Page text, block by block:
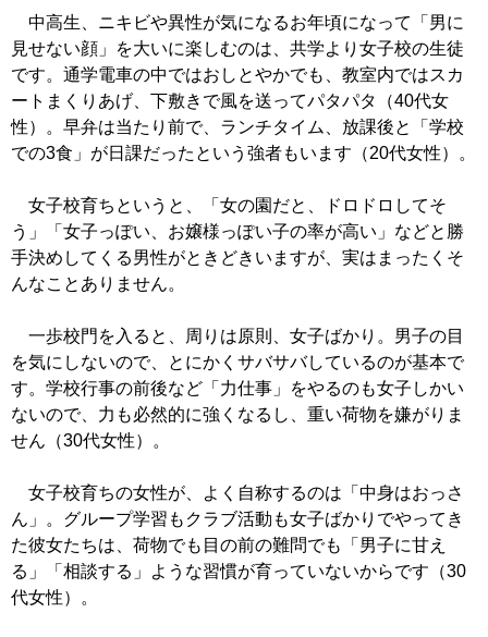
中高生、ニキビや異性が気になるお年頃になって「男に
見せない顔」を大いに楽しむのは、共学より女子校の生徒
です。通学電車の中ではおしとやかでも、教室内ではスカ
ートまくりあげ、下敷きで風を送ってパタパタ（40代女
性）。早弁は当たり前で、ランチタイム、放課後と「学校
での3食」が日課だったという強者もいます（20代女性）。
女子校育ちというと、「女の園だと、ドロドロしてそ
う」「女子っぽい、お嬢様っぽい子の率が高い」などと勝
手決めしてくる男性がときどきいますが、実はまったくそ
んなことありません。
一歩校門を入ると、周りは原則、女子ばかり。男子の目
を気にしないので、とにかくサバサバしているのが基本で
す。学校行事の前後など「力仕事」をやるのも女子しかい
ないので、力も必然的に強くなるし、重い荷物を嫌がりま
せん（30代女性）。
女子校育ちの女性が、よく自称するのは「中身はおっさ
ん」。グループ学習もクラブ活動も女子ばかりでやってき
た彼女たちは、荷物でも目の前の難問でも「男子に甘え
る」「相談する」ような習慣が育っていないからです（30
代女性）。